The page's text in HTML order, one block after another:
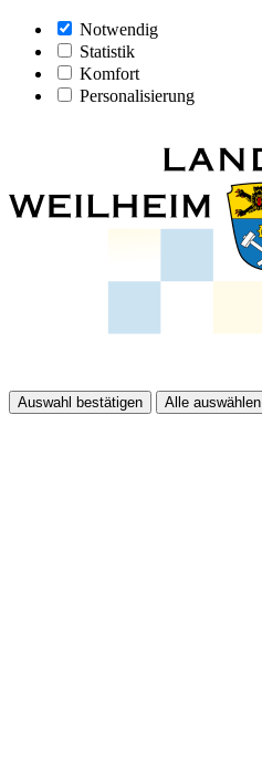
Notwendig
Statistik
Komfort
Personalisierung
Auswahl bestätigen Alle auswählen